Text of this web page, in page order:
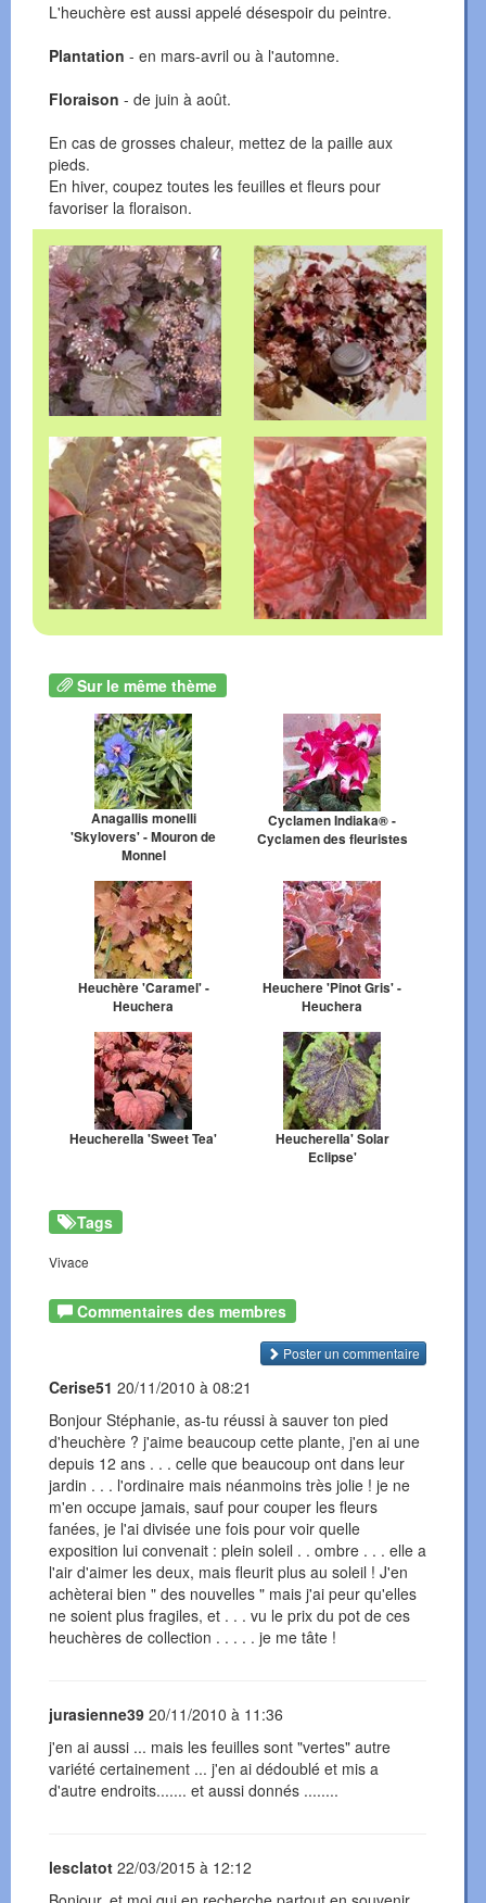
L'heuchère est aussi appelé désespoir du peintre.
Plantation - en mars-avril ou à l'automne.
Floraison - de juin à août.
En cas de grosses chaleur, mettez de la paille aux
pieds.
En hiver, coupez toutes les feuilles et fleurs pour
favoriser la floraison.
Sur le même thème
Anagallis monelli
'Skylovers' - Mouron de
Monnel
Cyclamen Indiaka® -
Cyclamen des fleuristes
Heuchère 'Caramel' -
Heuchera
Heuchere 'Pinot Gris' -
Heuchera
Heucherella 'Sweet Tea'
Heucherella' Solar
Eclipse'
Tags
Vivace
Commentaires des membres
Poster un commentaire
Cerise51 20/11/2010 à 08:21
Bonjour Stéphanie, as-tu réussi à sauver ton pied
d'heuchère ? j'aime beaucoup cette plante, j'en ai une
depuis 12 ans . . . celle que beaucoup ont dans leur
jardin . . . l'ordinaire mais néanmoins très jolie ! je ne
m'en occupe jamais, sauf pour couper les fleurs
fanées, je l'ai divisée une fois pour voir quelle
exposition lui convenait : plein soleil . . ombre . . . elle a
l'air d'aimer les deux, mais fleurit plus au soleil ! J'en
achèterai bien " des nouvelles " mais j'ai peur qu'elles
ne soient plus fragiles, et . . . vu le prix du pot de ces
heuchères de collection . . . . . je me tâte !
jurasienne39 20/11/2010 à 11:36
j'en ai aussi ... mais les feuilles sont "vertes" autre
variété certainement ... j'en ai dédoublé et mis a
d'autre endroits....... et aussi donnés ........
lesclatot 22/03/2015 à 12:12